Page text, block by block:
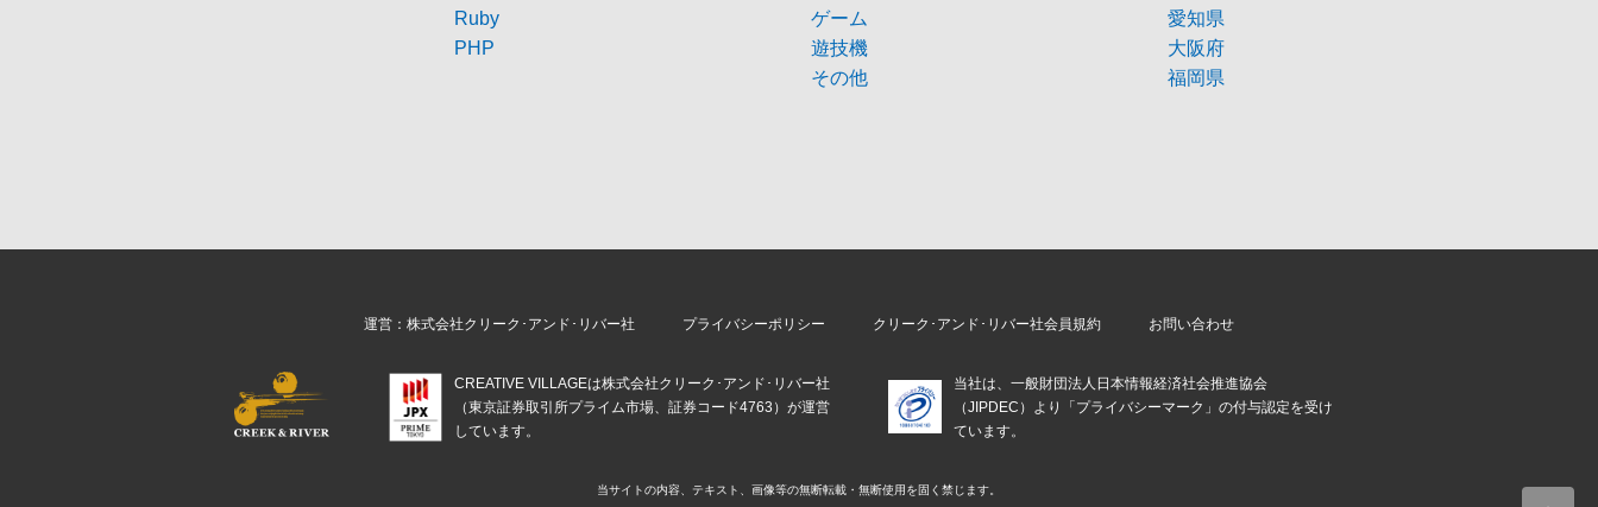
Ruby
PHP
ゲーム
遊技機
その他
愛知県
大阪府
福岡県
運営：株式会社クリーク･アンド･リバー社 プライバシーポリシー クリーク･アンド･リバー社会員規約 お問い合わせ
CREATIVE VILLAGEは株式会社クリーク･アンド･リバー社
（東京証券取引所プライム市場、証券コード4763）が運営
しています。
当社は、一般財団法人日本情報経済社会推進協会
（JIPDEC）より「プライバシーマーク」の付与認定を受け
ています。
当サイトの内容、テキスト、画像等の無断転載・無断使用を固く禁じます。